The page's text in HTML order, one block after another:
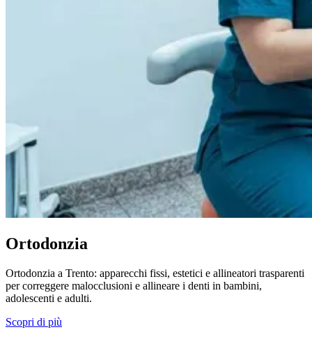
Ortodonzia
Ortodonzia a Trento: apparecchi fissi, estetici e allineatori trasparenti
per correggere malocclusioni e allineare i denti in bambini,
adolescenti e adulti.
Scopri di più